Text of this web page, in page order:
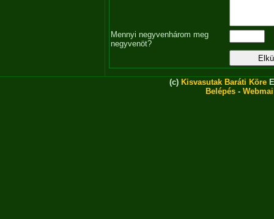
Mennyi negyvenhárom meg
negyvenöt?
(c) Kisvasutak Baráti Köre
Belépés -